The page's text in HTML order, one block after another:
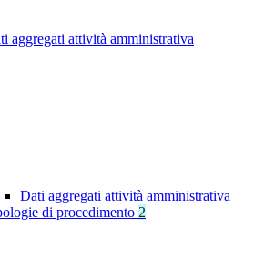
aggregati attività amministrativa
Dati aggregati attività amministrativa
di procedimento 2